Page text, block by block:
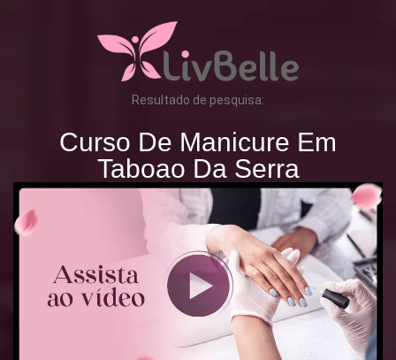
Resultado de pesquisa:
Curso De Manicure Em
Taboao Da Serra